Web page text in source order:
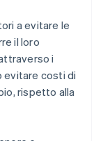
a evitare le
il loro
i
evitare costi di
rispetto alla